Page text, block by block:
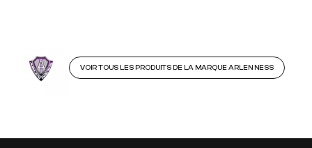
VOIR TOUS LES PRODUITS DE LA MARQUE ARLEN NESS